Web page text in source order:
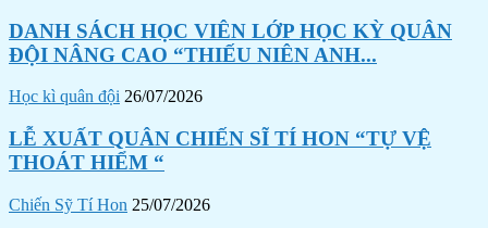
DANH SÁCH HỌC VIÊN LỚP HỌC KỲ QUÂN
ĐỘI NÂNG CAO “THIẾU NIÊN ANH...
Học kì quân đội 26/07/2026
LỄ XUẤT QUÂN CHIẾN SĨ TÍ HON “TỰ VỆ
THOÁT HIỂM “
Chiến Sỹ Tí Hon 25/07/2026